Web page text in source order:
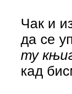
Чак и
да се
ту
кад